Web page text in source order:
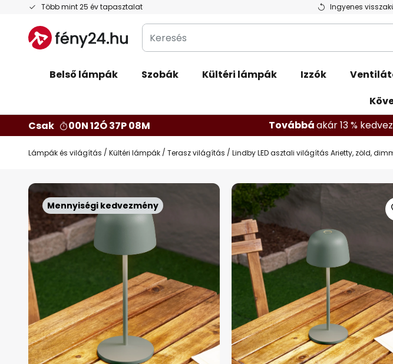
Több mint 25 év tapasztalat Ingyenes
Ugrás
tartalomhoz
Keresés
Belső lámpák Szobák Kültéri lámpák Izzók
Csak
00N 12Ó 37P 07M Továbbáakár 13 %
Lámpák és világítás Kültéri lámpák Terasz világítás Lindby LED asztali világítás Arietty, zöld,
Mennyiségi kedvezmény
Ugrás
képgaléria
végére